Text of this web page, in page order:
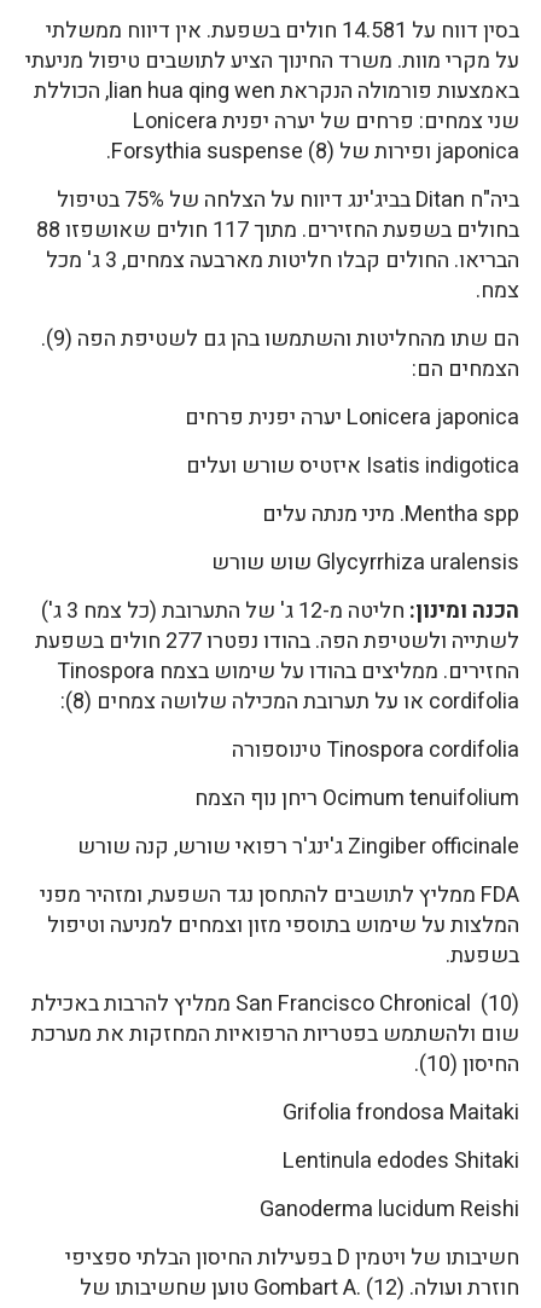
בסין דווח על 14.581 חולים בשפעת. אין דיווח ממשלתי
על מקרי מוות. משרד החינוך הציע לתושבים טיפול מניעתי
באמצעות פורמולה הנקראת lian hua qing wen, הכוללת
שני צמחים: פרחים של יערה יפנית Lonicera
japonica ופירות של Forsythia suspense (8).
ביה"ח Ditan בביג'ינג דיווח על הצלחה של 75% בטיפול
בחולים בשפעת החזירים. מתוך 117 חולים שאושפזו 88
הבריאו. החולים קבלו חליטות מארבעה צמחים, 3 ג' מכל
צמח.
הם שתו מהחליטות והשתמשו בהן גם לשטיפת הפה (9).
הצמחים הם:
Lonicera japonica יערה יפנית פרחים
Isatis indigotica איזטיס שורש ועלים
Mentha spp. מיני מנתה עלים
Glycyrrhiza uralensis שוש שורש
הכנה ומינון:
חליטה מ-12 ג' של התערובת (כל צמח 3 ג')
לשתייה ולשטיפת הפה. בהודו נפטרו 277 חולים בשפעת
החזירים. ממליצים בהודו על שימוש בצמח Tinospora
cordifolia או על תערובת המכילה שלושה צמחים (8):
Tinospora cordifolia טינוספורה
Ocimum tenuifolium ריחן נוף הצמח
Zingiber officinale ג'ינג'ר רפואי שורש, קנה שורש
FDA ממליץ לתושבים להתחסן נגד השפעת, ומזהיר מפני
המלצות על שימוש בתוספי מזון וצמחים למניעה וטיפול
בשפעת.
San Francisco Chronical (10) ממליץ להרבות באכילת
שום ולהשתמש בפטריות הרפואיות המחזקות את מערכת
החיסון (10).
Grifolia frondosa Maitaki
Lentinula edodes Shitaki
Ganoderma lucidum Reishi
חשיבותו של ויטמין D בפעילות החיסון הבלתי ספציפי
חוזרת ועולה. Gombart A. (12) טוען שחשיבותו של